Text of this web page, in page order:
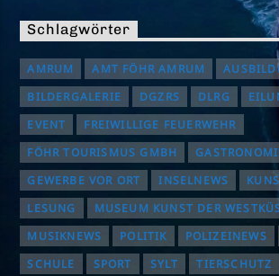
Schlagwörter
AMRUM AMT FÖHR AMRUM
BILDERGALERIE
DGZRS DLRG
EVENT
FREIWILLIGE FEUERWEHR
FÖHR TOURISMUS GMBH
GEWERBE VOR ORT
INSELNEWS
LESUNG
MUSEUM KUNST DER
MUSIKNEWS
POLITIK POLIZEINEWS
SCHULE
SPORT SYLT TIERSCHUTZ